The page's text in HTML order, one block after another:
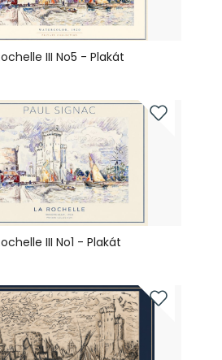
III No5 - Plakát
III No1 - Plakát